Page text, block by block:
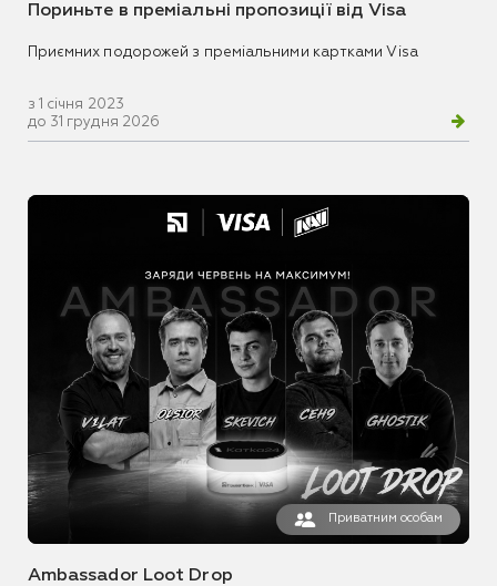
Пориньте в преміальні пропозиції від Visa
Приємних подорожей з преміальними картками Visa
з 1 січня 2023
до 31 грудня 2026
Приватним особам
Ambassador Loot Drop